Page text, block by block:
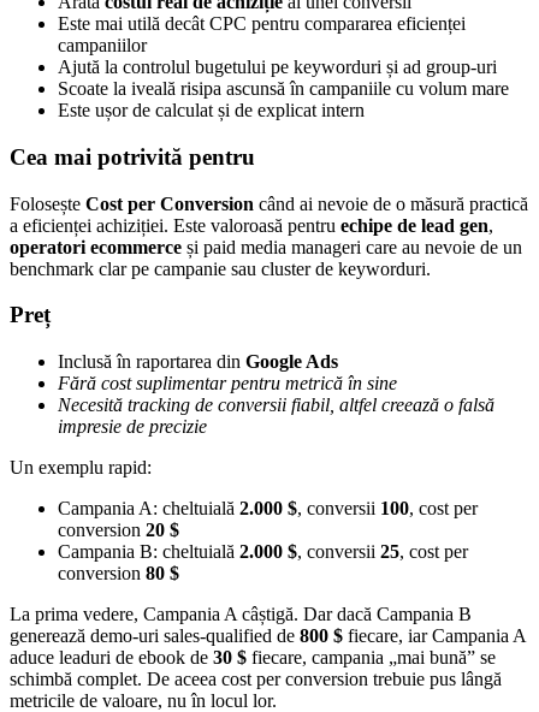
Este mai utilă decât CPC pentru compararea eficienței
campaniilor
Ajută la controlul bugetului pe keyworduri și ad group-uri
Scoate la iveală risipa ascunsă în campaniile cu volum mare
Este ușor de calculat și de explicat intern
Cea mai potrivită pentru
Folosește Cost per Conversion când ai nevoie de o măsură practică
a eficienței achiziției. Este valoroasă pentru echipe de lead gen,
operatori ecommerce și paid media manageri care au nevoie de un
benchmark clar pe campanie sau cluster de keyworduri.
Preț
Inclusă în raportarea din Google Ads
Fără cost suplimentar pentru metrică în sine
Necesită tracking de conversii fiabil, altfel creează o falsă
impresie de precizie
Un exemplu rapid:
Campania A: cheltuială 2.000 $, conversii 100, cost per
conversion 20 $
Campania B: cheltuială 2.000 $, conversii 25, cost per
conversion 80 $
La prima vedere, Campania A câștigă. Dar dacă Campania B
generează demo-uri sales-qualified de 800 $ fiecare, iar Campania A
aduce leaduri de ebook de 30 $ fiecare, campania „mai bună” se
schimbă complet. De aceea cost per conversion trebuie pus lângă
metricile de valoare, nu în locul lor.